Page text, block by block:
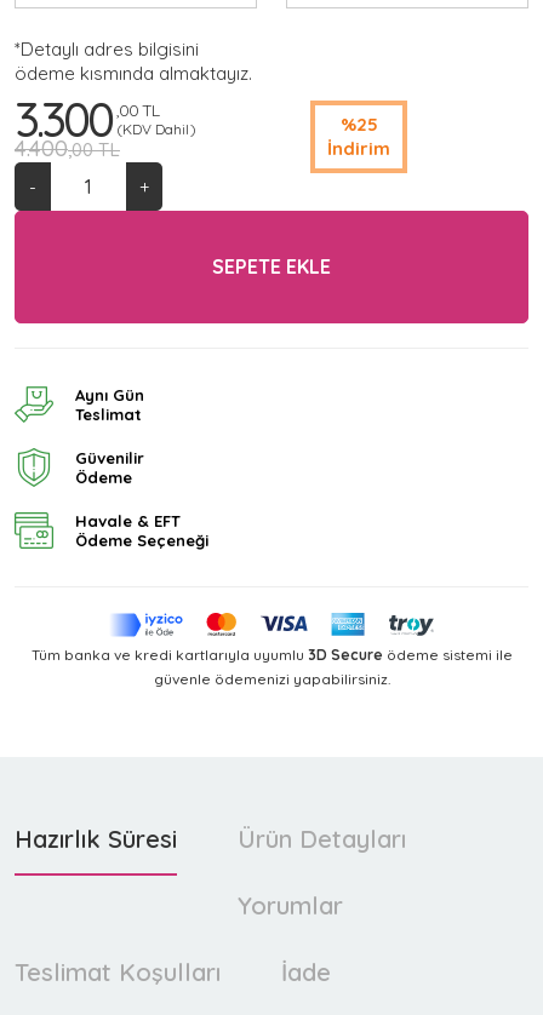
*Detaylı adres bilgisini
ödeme kısmında almaktayız.
%25
İndirim
3.300 ,00 TL
(KDV Dahil)
4.400,00 TL
-
+
SEPETE EKLE
Aynı Gün
Teslimat
Güvenilir
Ödeme
Havale & EFT
Ödeme Seçeneği
Tüm banka ve kredi kartlarıyla uyumlu 3D Secure ödeme sistemi ile
güvenle ödemenizi yapabilirsiniz.
Hazırlık Süresi Ürün Detayları
Yorumlar
Teslimat Koşulları İade